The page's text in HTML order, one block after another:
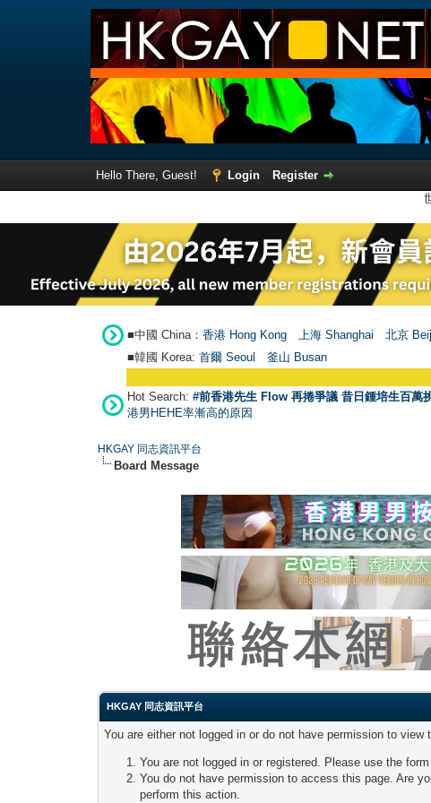
Hello There, Guest! Login
Register
■中國 China： 香港 Hong Kong 上海 Shanghai 北京
■韓國 Korea: 首爾 Seou 釜山 Busan
Hot Search: #前香港先生 Flow 再捲爭議 昔日鍾培生百萬
港男HEHE率漸高的原因
HKGAY 同志資訊平台
Board Message
HKGAY 同志資訊平台
You are either not logged in or do not have permission to
You are not logged in or registered. Please use the
You do not have permission to access this page. Are
perform this action.